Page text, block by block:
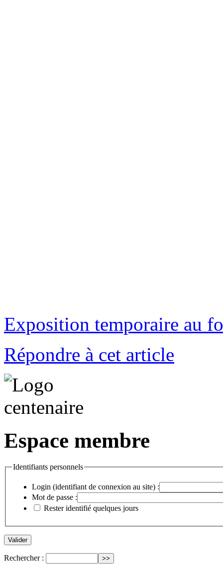
Exposition temporaire au
Répondre à cet article
Espace membre
Identifiants personnels
Login (identifiant de connexion au site) :
Mot de passe :
Rester identifié quelques jours
Rechercher :